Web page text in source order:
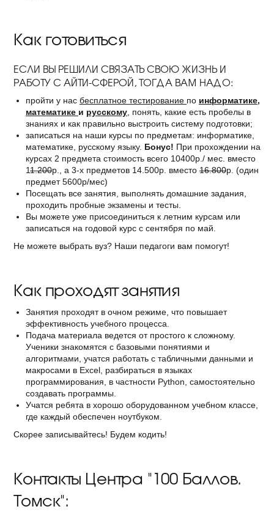
Как готовиться
ЕСЛИ ВЫ РЕШИЛИ СВЯЗАТЬ СВОЮ ЖИЗНЬ И
РАБОТУ С АЙТИ-СФЕРОЙ, ТОГДА ВАМ НАДО:
пройти у нас бесплатное тестирование по информатике,
математике и русскому , понять, какие есть пробелы в
знаниях и как правильно выстроить систему подготовки;
записаться на наши курсы по предметам: информатике,
математике, русскому языку. Бонус! При прохождении на
курсах 2 предмета стоимость всего 10400р./ мес. вместо
11.200р., а 3-х предметов 14.500р. вместо 16.800р. (один
предмет 5600р/мес)
Посещать все занятия, выполнять домашние задания,
проходить пробные экзамены и тесты.
Вы можете уже присоединиться к летним курсам или
записаться на годовой курс с сентября по май.
Не можете выбрать вуз? Наши педагоги вам помогут!
Как проходят занятия
Занятия проходят в очном режиме, что повышает
эффективность учебного процесса.
Подача материала ведется от простого к сложному.
Ученики знакомятся с базовыми понятиями и
алгоритмами, учатся работать с табличными данными и
макросами в Excel, разбираться в языках
программирования, в частности Python, самостоятельно
создавать программы.
Учатся ребята в хорошо оборудованном учебном классе,
где каждый обеспечен ноутбуком.
Скорее записывайтесь! Будем кодить!
Контакты Центра "100 Баллов.
Томск":